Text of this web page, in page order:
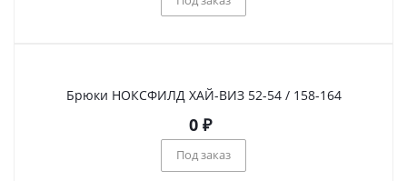
Брюки НОКСФИЛД ХАЙ-ВИЗ 52-54 / 158-164
0 ₽
Под заказ